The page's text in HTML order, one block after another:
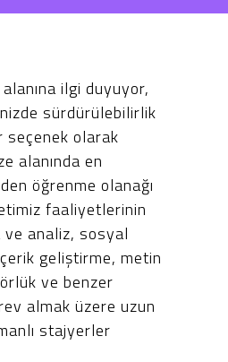
ilgi duyuyor,
sürdürülebilirlik
seçenek olarak
alanında en
öğrenme olanağı
faaliyetlerinin
ve analiz, sosyal
geliştirme, metin
ve benzer
almak üzere uzun
stajyerler